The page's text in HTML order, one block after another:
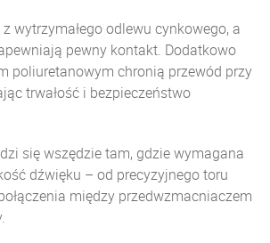
wytrzymałego odlewu cynkowego, a
pewny kontakt. Dodatkowo
poliuretanowym chronią przewód przy
trwałość i bezpieczeństwo
się wszędzie tam, gdzie wymagana
dźwięku – od precyzyjnego toru
między przedwzmacniaczem